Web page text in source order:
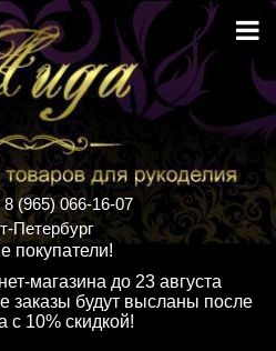
8 (965) 066-16-07
Петербург
покупатели!
магазина до 23 августа
заказы будут высланы после
с 10% скидкой!